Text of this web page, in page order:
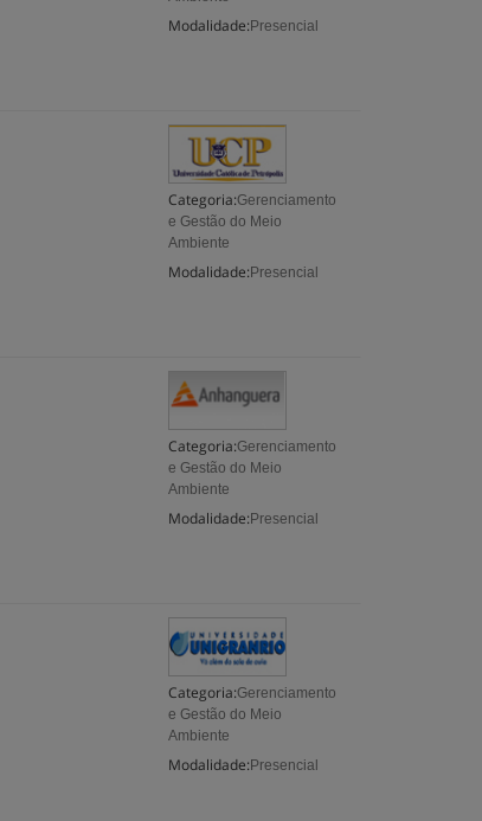
Modalidade: Presencial
Categoria:Gerenciamento
e Gestão do Meio
Ambiente
Modalidade: Presencial
Categoria:Gerenciamento
e Gestão do Meio
Ambiente
Modalidade: Presencial
Categoria:Gerenciamento
e Gestão do Meio
Ambiente
Modalidade: Presencial